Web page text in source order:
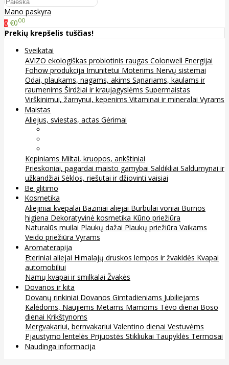
Mano paskyra
0 €000
Prekių krepšelis tuščias!
Sveikatai
AVIZO ekologiškas probiotinis raugas Colonwell Energijai
Fohow produkcija Imunitetui Moterims Nervų sistemai
Odai, plaukams, nagams, akims Sąnariams, kaulams ir
raumenims Širdžiai ir kraujagyslėms Supermaistas
Virškinimui, žarnynui, kepenims Vitaminai ir mineralai Vyrams
Maistas
Aliejus, sviestas, actas Gėrimai
Kepiniams Miltai, kruopos, ankštiniai
Prieskoniai, pagardai maisto gamybai Saldikliai Saldumynai ir
užkandžiai Sėklos, riešutai ir džiovinti vaisiai
Be glitimo
Kosmetika
Aliejiniai kvepalai Baziniai aliejai Burbulai voniai Burnos
higiena Dekoratyvinė kosmetika Kūno priežiūra
Naturalūs muilai Plaukų dažai Plaukų priežiūra Vaikams
Veido priežiūra Vyrams
Aromaterapija
Eteriniai aliejai Himalajų druskos lempos ir žvakidės Kvapai
automobiliui
Namų kvapai ir smilkalai Žvakės
Dovanos ir kita
Dovanų rinkiniai Dovanos Gimtadieniams Jubiliejams
Kalėdoms, Naujiems Metams Mamoms Tėvo dienai Boso
dienai Krikštynoms
Mergvakariui, bernvakariui Valentino dienai Vestuvėms
Pjaustymo lentelės Prijuostės Stikliukai Taupyklės Termosai
Naudinga informacija